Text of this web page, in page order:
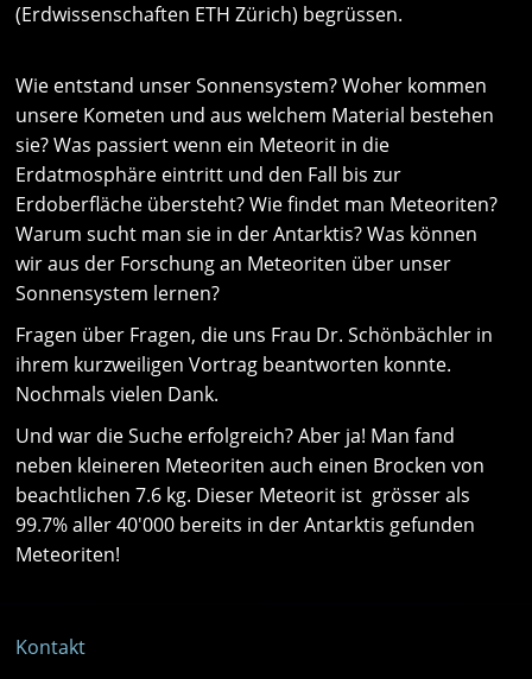
(Erdwissenschaften ETH Zürich) begrüssen.
Wie entstand unser Sonnensystem? Woher kommen
unsere Kometen und aus welchem Material bestehen
sie? Was passiert wenn ein Meteorit in die
Erdatmosphäre eintritt und den Fall bis zur
Erdoberfläche übersteht? Wie findet man Meteoriten?
Warum sucht man sie in der Antarktis? Was können
wir aus der Forschung an Meteoriten über unser
Sonnensystem lernen?
Fragen über Fragen, die uns Frau Dr. Schönbächler in
ihrem kurzweiligen Vortrag beantworten konnte.
Nochmals vielen Dank.
Und war die Suche erfolgreich? Aber ja! Man fand
neben kleineren Meteoriten auch einen Brocken von
beachtlichen 7.6 kg. Dieser Meteorit ist grösser als
99.7% aller 40'000 bereits in der Antarktis gefunden
Meteoriten!
Kontakt